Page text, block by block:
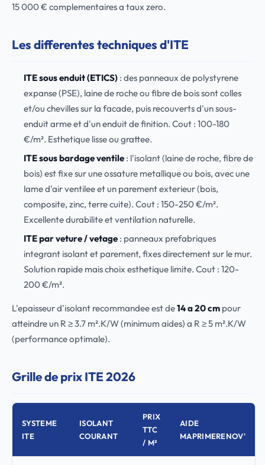
15 000 € complementaires a taux zero.
Les differentes techniques d'ITE
ITE sous enduit (ETICS): des panneaux de polystyrene
expanse (PSE), laine de roche ou fibre de bois sont colles
et/ou chevilles sur la facade, puis recouverts d'un sous-
enduit arme et d'un enduit de finition. Cout : 100-180
€/m². Esthetique lisse ou grattee.
ITE sous bardage ventile: l'isolant (laine de roche, fibre de
bois) est fixe sur une ossature metallique ou bois, avec une
lame d'air ventilee et un parement exterieur (bois,
composite, zinc, terre cuite). Cout : 150-250 €/m².
Excellente durabilite et ventilation naturelle.
ITE par veture / vetage: panneaux prefabriques
integrant isolant et parement, fixes directement sur le mur.
Solution rapide mais choix esthetique limite. Cout : 120-
200 €/m².
L'epaisseur d'isolant recommandee est de14 a 20 cm pour
atteindre un R ≥ 3.7 m².K/W (minimum aides) a R ≥ 5 m².K/W
(performance optimale).
Grille de prix ITE 2026
SYSTEME
ITE
ISOLANT
COURANT
PRIX
TTC
/ M²
AIDE
MAPRIMERENOV'